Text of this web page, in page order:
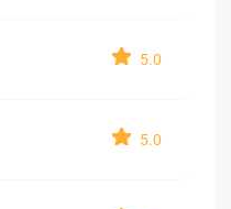
5.0
5.0